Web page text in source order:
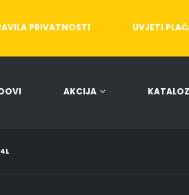
PRIVATNOSTI UVJETI
AKCIJA